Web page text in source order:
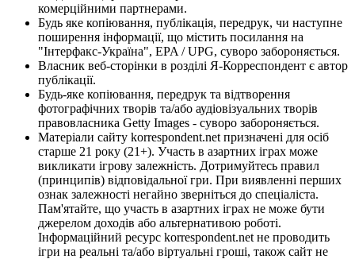
комерційними партнерами.
Будь яке копіювання, публікація, передрук, чи наступне
поширення інформації, що містить посилання на
"Інтерфакс-Україна", EPA / UPG, суворо забороняється.
Власник веб-сторінки в розділі Я-Корреспондент є автор
публікації.
Будь-яке копіювання, передрук та відтворення
фотографічних творів та/або аудіовізуальних творів
правовласника Getty Images - суворо забороняється.
Матеріали сайту korrespondent.net призначені для осіб
старше 21 року (21+). Участь в азартних іграх може
викликати ігрову залежність. Дотримуйтесь правил
(принципів) відповідальної гри. При виявленні перших
ознак залежності негайно зверніться до спеціаліста.
Пам'ятайте, що участь в азартних іграх не може бути
джерелом доходів або альтернативою роботі.
Інформаційний ресурс korrespondent.net не проводить
ігри на реальні та/або віртуальні гроші, також сайт не